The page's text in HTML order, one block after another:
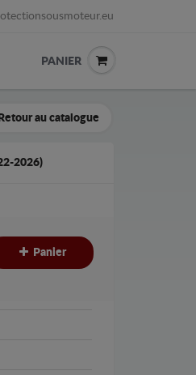
PANIER
Retour au catalogue
2026)
Panier